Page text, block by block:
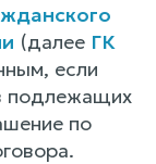
(далее ГК
если
подлежащих
по